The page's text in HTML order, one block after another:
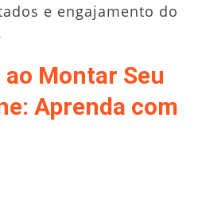
e engajamento do
Montar Seu
Aprenda com